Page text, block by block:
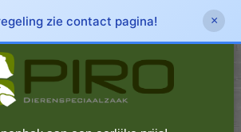
zie contact pagina! ×